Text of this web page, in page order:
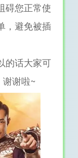
碍您正常使
，避免被插
的话大家可
谢啦~